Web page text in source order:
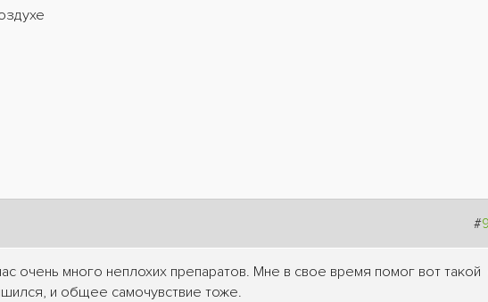
#
очень много неплохих препаратов. Мне в свое время помог вот такой
и общее самочувствие тоже.